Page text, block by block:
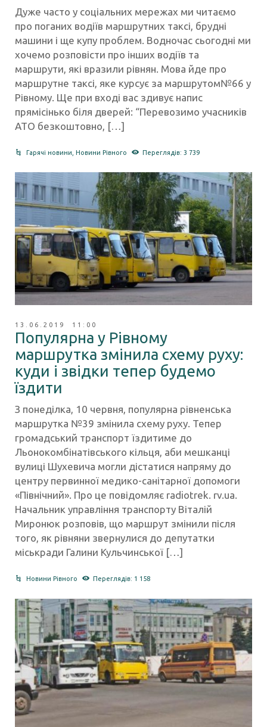
Дуже часто у соціальних мережах ми читаємо
про поганих водіїв маршрутних таксі, брудні
машини і ще купу проблем. Водночас сьогодні ми
хочемо розповісти про інших водіїв та
маршрути, які вразили рівнян. Мова йде про
маршрутне таксі, яке курсує за маршрутом№66 у
Рівному. Ще при вході вас здивує напис
прямісінько біля дверей: “Перевозимо учасників
АТО безкоштовно, […]
Гарячі новини Новини Рівного Переглядів: 3 739
13.06.2019 11:00
Популярна у Рівному
маршрутка змінила схему руху:
куди і звідки тепер будемо
їздити
З понеділка, 10 червня, популярна рівненська
маршрутка №39 змінила схему руху. Тепер
громадський транспорт їздитиме до
Льонокомбінатівського кільця, аби мешканці
вулиці Шухевича могли дістатися напряму до
центру первинної медико-санітарної допомоги
«Північний». Про це повідомляє radiotrek. rv.ua.
Начальник управління транспорту Віталій
Миронюк розповів, що маршрут змінили після
того, як рівняни звернулися до депутатки
міськради Галини Кульчинської […]
Новини Рівного Переглядів: 1 158